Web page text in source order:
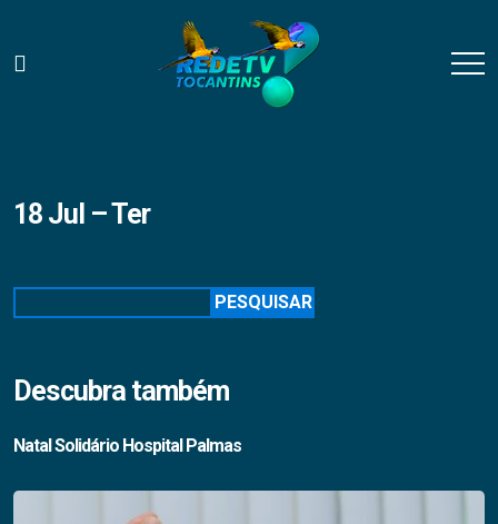
18 Jul – Ter
PESQUISAR
Descubra também
Natal Solidário Hospital Palmas